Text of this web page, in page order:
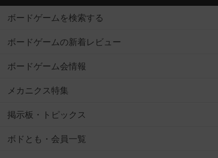
ボードゲームを検索する
ボードゲームの新着レビュー
ボードゲーム会情報
メカニクス特集
掲示板・トピックス
ボドとも・会員一覧